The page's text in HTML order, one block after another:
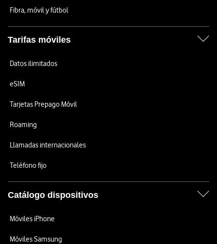
Fibra, móvil y fútbol
Tarifas móviles
Datos ilimitados
eSIM
Tarjetas Prepago Móvil
Roaming
Llamadas internacionales
Teléfono fijo
Catálogo dispositivos
Móviles iPhone
Móviles Samsung